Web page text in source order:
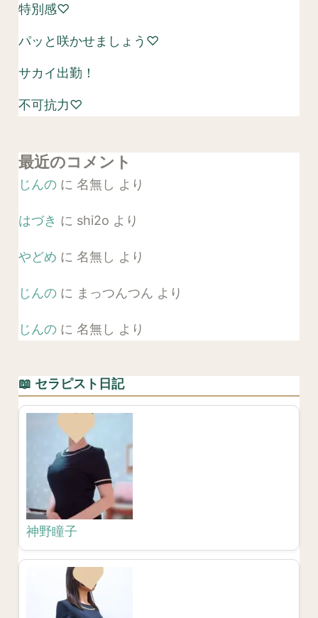
特別感♡
パッと咲かせましょう♡
サカイ出勤！
不可抗力♡
最近のコメント
じんのに 名無し より
はづき に shi2o より
やどめ に 名無し より
じんのに まっつんつん より
じんのに 名無し より
📖 セラピスト日記
神野瞳子